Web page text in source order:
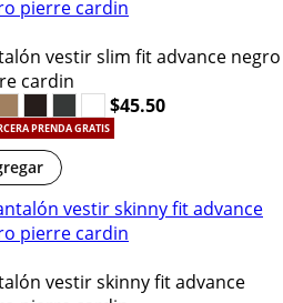
vestir slim fit advance negro
cardin
$45.50
PRENDA GRATIS
vestir skinny fit advance